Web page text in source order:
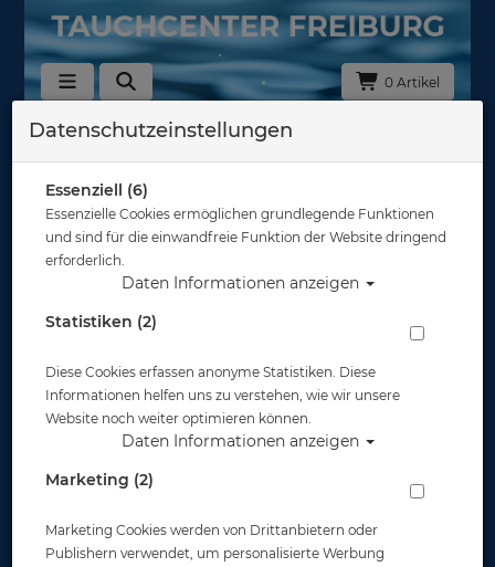
0 Artikel
Zurück
Datenschutzeinstellungen
Essenziell (6)
Essenzielle Cookies ermöglichen grundlegende Funktionen
und sind für die einwandfreie Funktion der Website dringend
erforderlich.
Daten Informationen anzeigen
Statistiken (2)
Diese Cookies erfassen anonyme Statistiken. Diese
Informationen helfen uns zu verstehen, wie wir unsere
Website noch weiter optimieren können.
Daten Informationen anzeigen
Marketing (2)
Marketing Cookies werden von Drittanbietern oder
Publishern verwendet, um personalisierte Werbung